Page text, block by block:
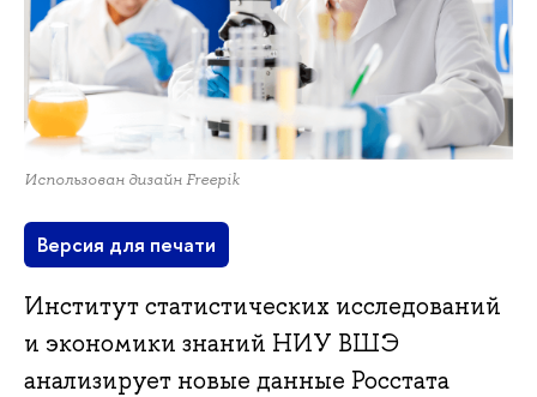
Использован дизайн Freepik
Версия для печати
Институт статистических исследований
и экономики знаний НИУ ВШЭ
анализирует новые данные Росстата